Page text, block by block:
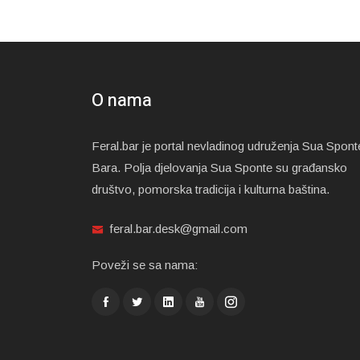
O nama
Feral.bar je portal nevladinog udruženja Sua
Bara. Polja djelovanja Sua Sponte su građansko
društvo, pomorska tradicija i kulturna baština.
feral.bar.desk@gmail.com
Poveži se sa nama: